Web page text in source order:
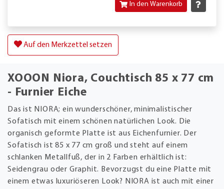
In den Warenkorb
Auf den Merkzettel setzen
XOOON Niora, Couchtisch 85 x 77 cm
- Furnier Eiche
Das ist NIORA; ein wunderschöner, minimalistischer
Sofatisch mit einem schönen natürlichen Look. Die
organisch geformte Platte ist aus Eichenfurnier. Der
Sofatisch ist 85 x 77 cm groß und steht auf einem
schlanken Metallfuß, der in 2 Farben erhältlich ist:
Seidengrau oder Graphit. Bevorzugst du eine Platte mit
einem etwas luxuriöseren Look? NIORA ist auch mit einer